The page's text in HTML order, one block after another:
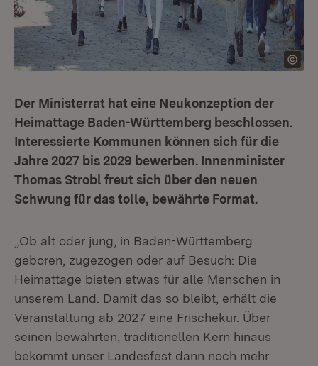
Der Ministerrat hat eine Neukonzeption der
Heimattage Baden-Württemberg beschlossen.
Interessierte Kommunen können sich für die
Jahre 2027 bis 2029 bewerben. Innenminister
Thomas Strobl freut sich über den neuen
Schwung für das tolle, bewährte Format.
„Ob alt oder jung, in Baden-Württemberg
geboren, zugezogen oder auf Besuch: Die
Heimattage bieten etwas für alle Menschen in
unserem Land. Damit das so bleibt, erhält die
Veranstaltung ab 2027 eine Frischekur. Über
seinen bewährten, traditionellen Kern hinaus
bekommt unser Landesfest dann noch mehr